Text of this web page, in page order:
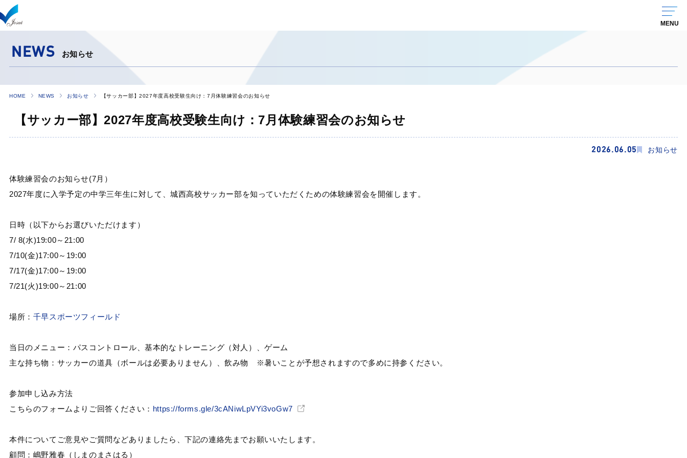
NEWS お知らせ
HOME NEWS お知らせ 【サッカー部】2027年度高校受験生向け：7月体験練習会のお知らせ
【サッカー部】2027年度高校受験生向け：7月体験練習会のお知らせ
2026.06.05 お知らせ
体験練習会のお知らせ(7月）
2027年度に入学予定の中学三年生に対して、城西高校サッカー部を知っていただくための体験練習会を開催します。
日時（以下からお選びいただけます）
7/ 8(水)19:00～21:00
7/10(金)17:00～19:00
7/17(金)17:00～19:00
7/21(火)19:00～21:00
場所： 千早スポーツフィールド
当日のメニュー：パスコントロール、基本的なトレーニング（対人）、ゲーム
主な持ち物：サッカーの道具（ボールは必要ありません）、飲み物 ※暑いことが予想されますので多めに持参ください。
参加申し込み方法
こちらのフォームよりご回答ください： https://forms.gle/3cANiwLpVYi3voGw7
本件についてご意見やご質問などありましたら、下記の連絡先までお願いいたします。
顧問：嶋野雅春（しまのまさはる）